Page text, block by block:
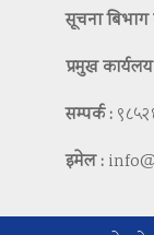
सूचना बिभाग
प्रमुख
सम्पर्क :
इमेल :